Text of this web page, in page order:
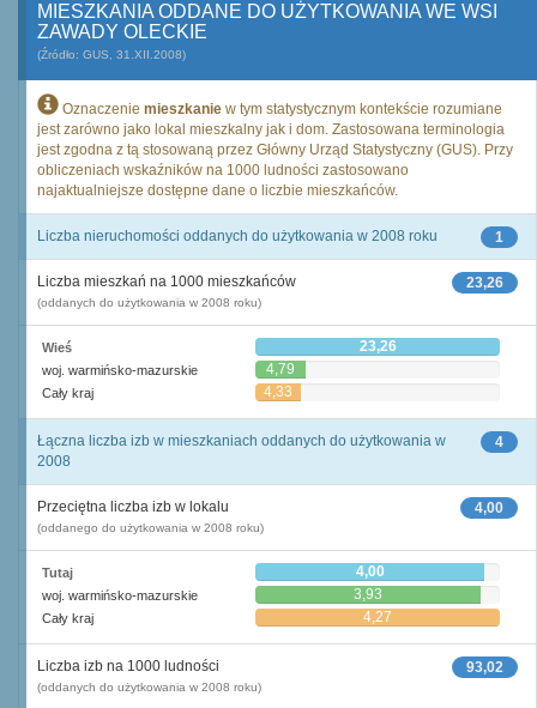
MIESZKANIA ODDANE DO UŻYTKOWANIA WE WSI
ZAWADY OLECKIE
(Źródło: GUS, 31.XII.2008)
Oznaczenie mieszkanie w tym statystycznym kontekście rozumiane
jest zarówno jako lokal mieszkalny jak i dom. Zastosowana terminologia
jest zgodna z tą stosowaną przez Główny Urząd Statystyczny (GUS). Przy
obliczeniach wskaźników na 1000 ludności zastosowano
najaktualniejsze dostępne dane o liczbie mieszkańców.
1
Liczba nieruchomości oddanych do użytkowania w 2008 roku
23,26
Liczba mieszkań na 1000 mieszkańców
(oddanych do użytkowania w 2008 roku)
Wieś 23,26
woj. warmińsko-mazurskie 4,79
Cały kraj 4,33
4
Łączna liczba izb w mieszkaniach oddanych do użytkowania w
2008
4,00
Przeciętna liczba izb w lokalu
(oddanego do użytkowania w 2008 roku)
Tutaj 4,00
woj. warmińsko-mazurskie 3,93
Cały kraj 4,27
93,02
Liczba izb na 1000 ludności
(oddanych do użytkowania w 2008 roku)